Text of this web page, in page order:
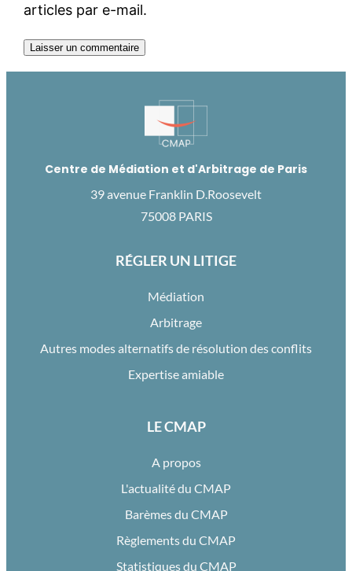
articles par e-mail.
Centre de Médiation et d'Arbitrage de Paris
39 avenue Franklin D.Roosevelt
75008 PARIS
RÉGLER UN LITIGE
Médiation
Arbitrage
Autres modes alternatifs de résolution des conflits
Expertise amiable
LE CMAP
A propos
L'actualité du CMAP
Barèmes du CMAP
Règlements du CMAP
Statistiques du CMAP